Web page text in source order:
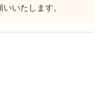
いたします。